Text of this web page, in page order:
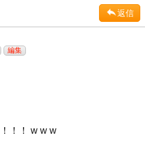
返信
！！ w w w